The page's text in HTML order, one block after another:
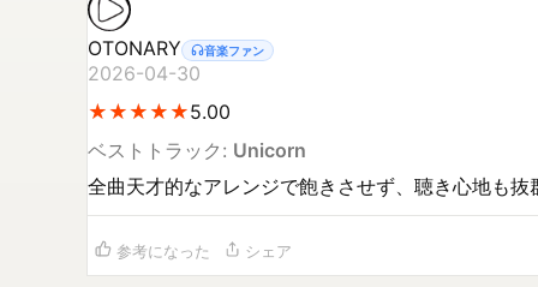
OTONARY 音楽ファン
2026-04-30
★
★★
★★
★★
★★
★5.00
ベストトラック: Unicorn
全曲天才的なアレンジで飽きさせず、聴き心地も
参考になった シェア